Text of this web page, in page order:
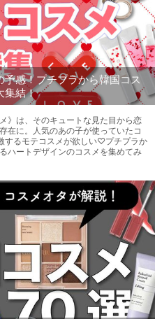
感！プチプラから韓国コス
集結！
》は、そのキュートな見た目から恋
在に。人気のあの子が使っていたコ
するモテコスメが欲しい♡プチプラか
ハートデザインのコスメを集めてみ